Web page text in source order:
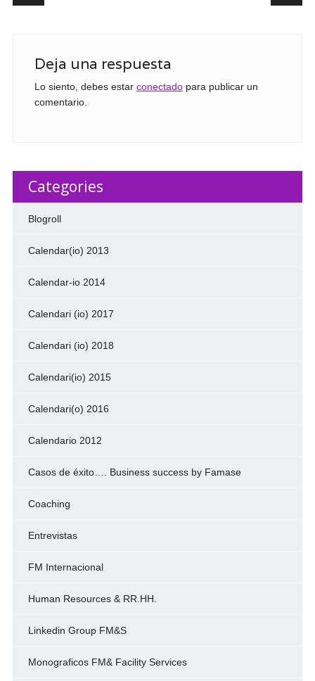
Deja una respuesta
Lo siento, debes estar conectadopara publicar un
comentario.
Categories
Blogroll
Calendar(io) 2013
Calendar-io 2014
Calendari (io) 2017
Calendari (io) 2018
Calendari(io) 2015
Calendari(o) 2016
Calendario 2012
Casos de éxito…. Business success by Famase
Coaching
Entrevistas
FM Internacional
Human Resources & RR.HH.
Linkedin Group FM&S
Monograficos FM& Facility Services